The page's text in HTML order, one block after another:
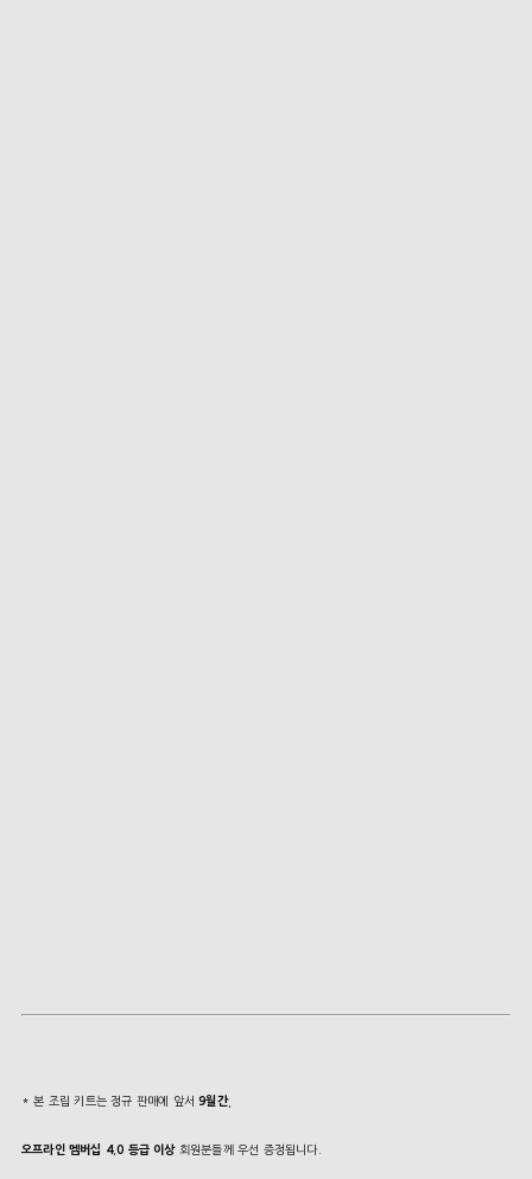
* 본 조립 키트는 정규 판매에 앞서9월간,
오프라인 멤버십 4.0 등급 이상회원분들께 우선 증정됩니다.